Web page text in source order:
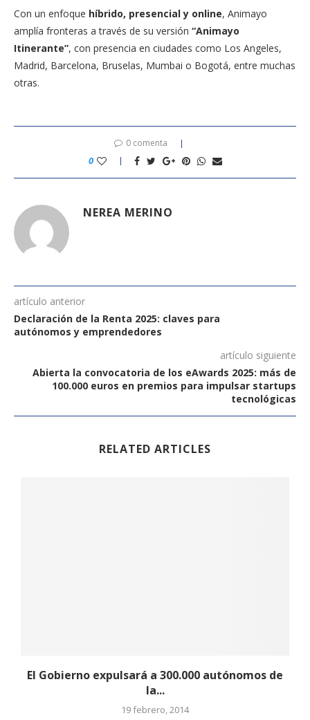
Con un enfoque híbrido, presencial y online, Animayo
amplía fronteras a través de su versión “Animayo
Itinerante”, con presencia en ciudades como Los Angeles,
Madrid, Barcelona, Bruselas, Mumbai o Bogotá, entre muchas
otras.
0 comenta
0
NEREA MERINO
artículo anterior
Declaración de la Renta 2025: claves para
autónomos y emprendedores
artículo siguiente
Abierta la convocatoria de los eAwards 2025: más de
100.000 euros en premios para impulsar startups
tecnológicas
RELATED ARTICLES
El Gobierno expulsará a 300.000 autónomos de
la...
19 febrero, 2014